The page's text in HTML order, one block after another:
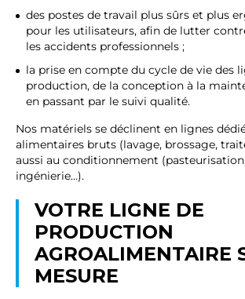
des postes de travail plus sûrs et plus
pour les utilisateurs, afin de lutter
les accidents professionnels ;
la prise en compte du cycle de vie des
production, de la conception à la
en passant par le suivi qualité.
Nos matériels se déclinent en lignes
alimentaires bruts (lavage, brossage,
aussi au conditionnement
ingénierie…).
VOTRE LIGNE DE
PRODUCTION
AGROALIMENTAIRE
MESURE